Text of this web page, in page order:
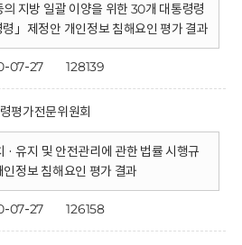
의 지방 일괄 이양을 위한 30개 대통령령
」제정안 개인정보 침해요인 평가 결과
07-27 128139
평가전문위원회
· 유지 및 안전관리에 관한 법률 시행규
정보 침해요인 평가 결과
07-27 126158